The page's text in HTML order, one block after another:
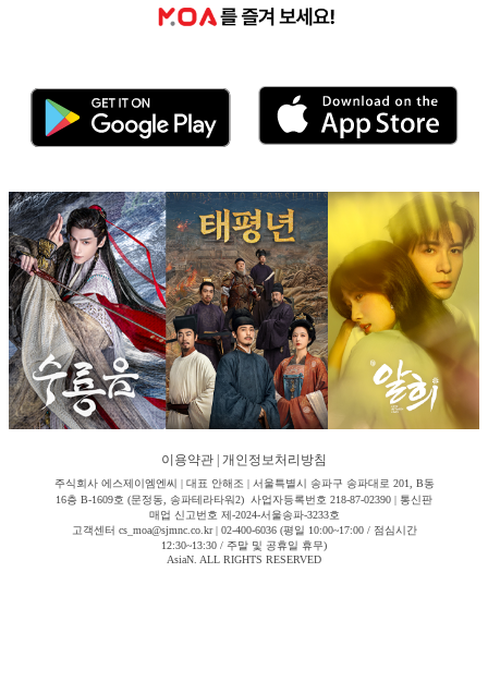
이용약관 개인정보처리방침
주식회사 에스제이엠엔씨 | 대표 안해조 | 서울특별시 송파구 송파대로 201, B동
16층 B-1609호 (문정동, 송파테라타워2) 사업자등록번호 218-87-02390 | 통신판
매업 신고번호 제-2024-서울송파-3233호
고객센터 cs_moa@sjmnc.co.kr | 02-400-6036 (평일 10:00~17:00 / 점심시간
12:30~13:30 / 주말 및 공휴일 휴무)
AsiaN. ALL RIGHTS RESERVED